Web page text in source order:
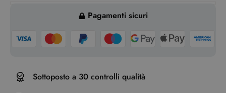
Pagamenti sicuri
Sottoposto a 30 controlli qualità